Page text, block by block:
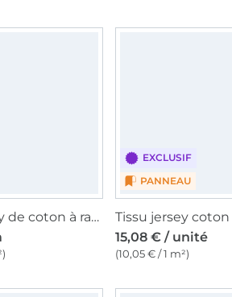
Tissu jersey de coton à rayures Emma, marron
EXCLUSIF
PANNEAU
15,08 € / unité
(10,05 € / 1 m²)